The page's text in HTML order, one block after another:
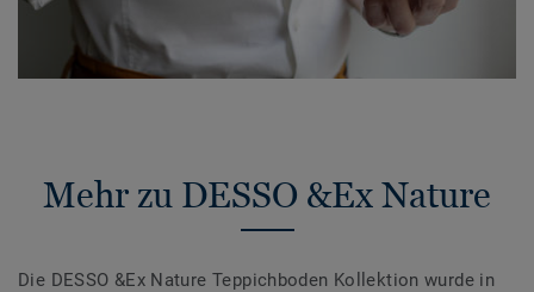
Mehr zu DESSO &Ex Nature
Die DESSO &Ex Nature Teppichboden Kollektion wurde in